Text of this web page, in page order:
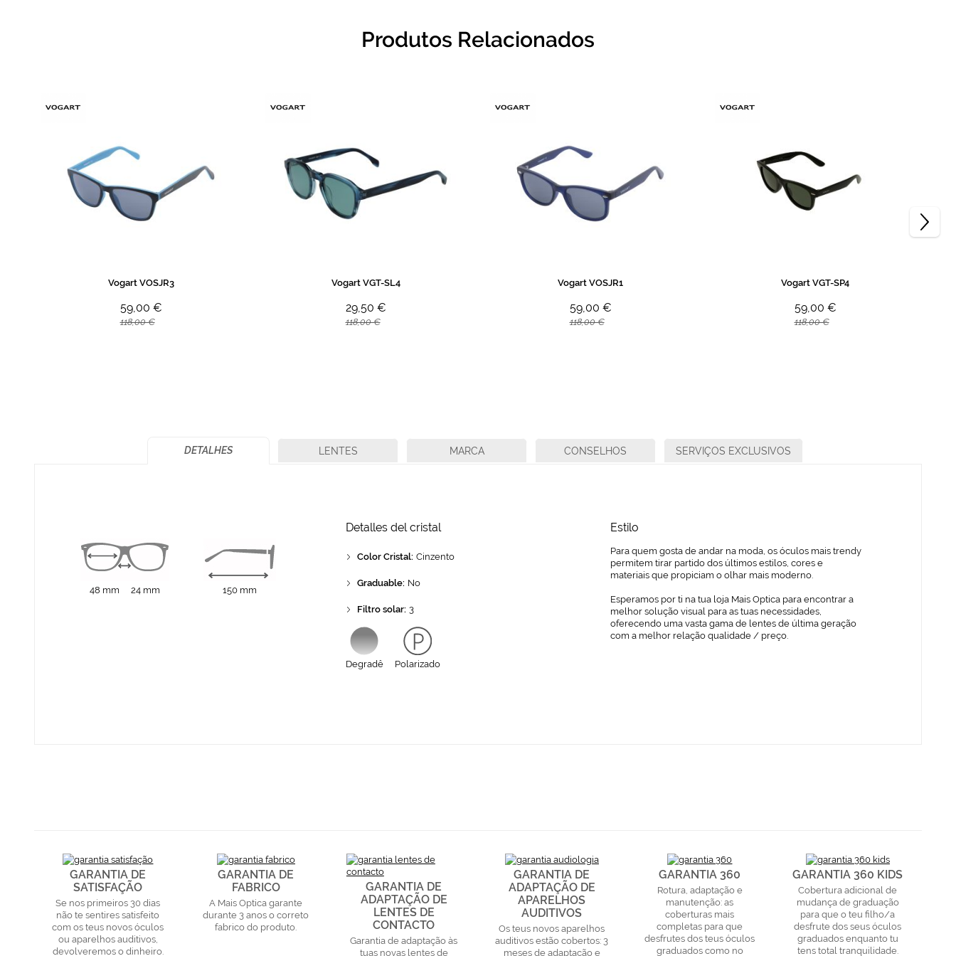
Produtos Relacionados
Vogart VOSJR3
59,00 €
118,00 €
Vogart VGT-SL4
29,50 €
118,00 €
Vogart VOSJR1
59,00 €
118,00 €
Vogart VGT-SP4
59,00 €
118,00 €
DETALHES
48 mm 24 mm 150 mm
Detalles del cristal
Color Cristal: Cinzento
Graduable: No
Filtro solar: 3
Degradê Polarizado
Estilo
Para quem gosta de andar na moda, os óculos mais trendy
permitem tirar partido dos últimos estilos, cores e
materiais que propiciam o olhar mais moderno.
Esperamos por ti na tua loja Mais Optica para encontrar a
melhor solução visual para as tuas necessidades,
oferecendo uma vasta gama de lentes de última geração
com a melhor relação qualidade / preço.
LENTES MARCA CONSELHOS SERVIÇOS EXCLUSIVOS
GARANTIA DE
SATISFAÇÃO
Se nos primeiros 30 dias
não te sentires satisfeito
com os teus novos óculos
ou aparelhos auditivos,
devolveremos o dinheiro.
GARANTIA DE
FABRICO
A Mais Optica garante
durante 3 anos o correto
fabrico do produto.
GARANTIA DE
ADAPTAÇÃO DE
LENTES DE
CONTACTO
Garantia de adaptação às
tuas novas lentes de
GARANTIA DE
ADAPTAÇÃO DE
APARELHOS
AUDITIVOS
Os teus novos aparelhos
auditivos estão cobertos: 3
meses de adaptação e
GARANTIA 360
Rotura, adaptação e
manutenção: as
coberturas mais
completas para que
desfrutes dos teus óculos
graduados como no
GARANTIA 360 KIDS
Cobertura adicional de
mudança de graduação
para que o teu filho/a
desfrute dos seus óculos
graduados enquanto tu
tens total tranquilidade.